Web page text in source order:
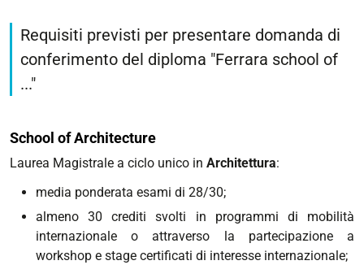
Requisiti previsti per presentare domanda di
conferimento del diploma "Ferrara school of
..."
School of Architecture
Laurea Magistrale a ciclo unico in Architettura:
media ponderata esami di 28/30;
almeno 30 crediti svolti in programmi di mobilità
internazionale o attraverso la partecipazione a
workshop e stage certificati di interesse internazionale;